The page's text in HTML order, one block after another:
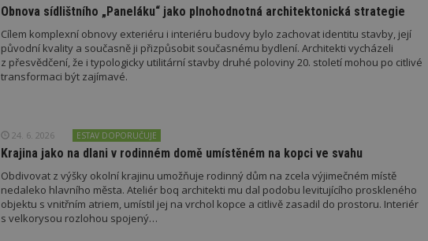
Obnova sídlištního „Paneláku“ jako plnohodnotná architektonická strategie
Cílem komplexní obnovy exteriéru i interiéru budovy bylo zachovat identitu stavby, její
původní kvality a současně ji přizpůsobit současnému bydlení. Architekti vycházeli
z přesvědčení, že i typologicky utilitární stavby druhé poloviny 20. století mohou po citlivé
transformaci být zajímavé.
24. 6. 2026 ESTAV DOPORUČUJE
Krajina jako na dlani v rodinném domě umístěném na kopci ve svahu
Obdivovat z výšky okolní krajinu umožňuje rodinný dům na zcela výjimečném místě
nedaleko hlavního města. Ateliér boq architekti mu dal podobu levitujícího proskleného
objektu s vnitřním atriem, umístil jej na vrchol kopce a citlivě zasadil do prostoru. Interiér
s velkorysou rozlohou spojený…